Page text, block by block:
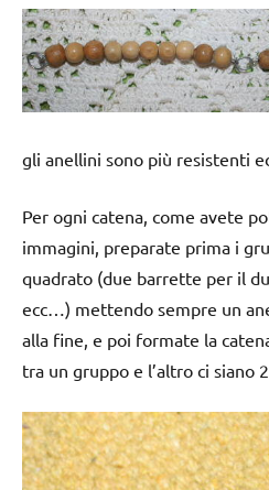
gli anellini sono più resistenti
Per ogni catena, come avete
immagini, preparate prima i
quadrato (due barrette per il
ecc…) mettendo sempre un
alla fine, e poi formate la
tra un gruppo e l’altro ci siano